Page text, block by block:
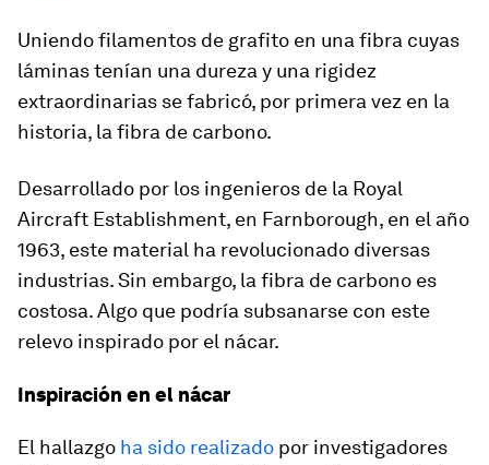
Uniendo filamentos de grafito en una fibra cuyas
láminas tenían una dureza y una rigidez
extraordinarias se fabricó, por primera vez en la
historia, la fibra de carbono.
Desarrollado por los ingenieros de la Royal
Aircraft Establishment, en Farnborough, en el año
1963, este material ha revolucionado diversas
industrias. Sin embargo, la fibra de carbono es
costosa. Algo que podría subsanarse con este
relevo inspirado por el nácar.
Inspiración en el nácar
El hallazgo ha sido realizado por investigadores